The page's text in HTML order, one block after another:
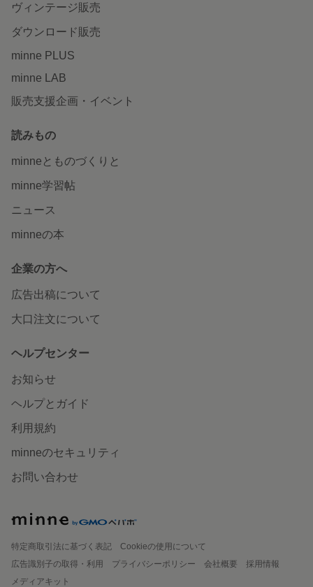
ヴィンテージ販売
ダウンロード販売
minne PLUS
minne LAB
販売支援企画・イベント
読みもの
minneとものづくりと
minne学習帖
ニュース
minneの本
企業の方へ
広告出稿について
大口注文について
ヘルプセンター
お知らせ
ヘルプとガイド
利用規約
minneのセキュリティ
お問い合わせ
特定商取引法に基づく表記
Cookieの使用について
広告識別子の取得・利用
プライバシーポリシー 会社概要
採用情報
メディアキット